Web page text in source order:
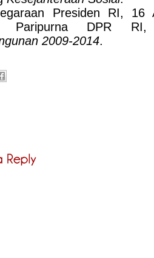
Presiden RI, 16
Paripurna DPR
2009-2014.